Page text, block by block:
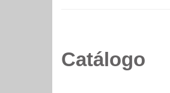
Catálogo